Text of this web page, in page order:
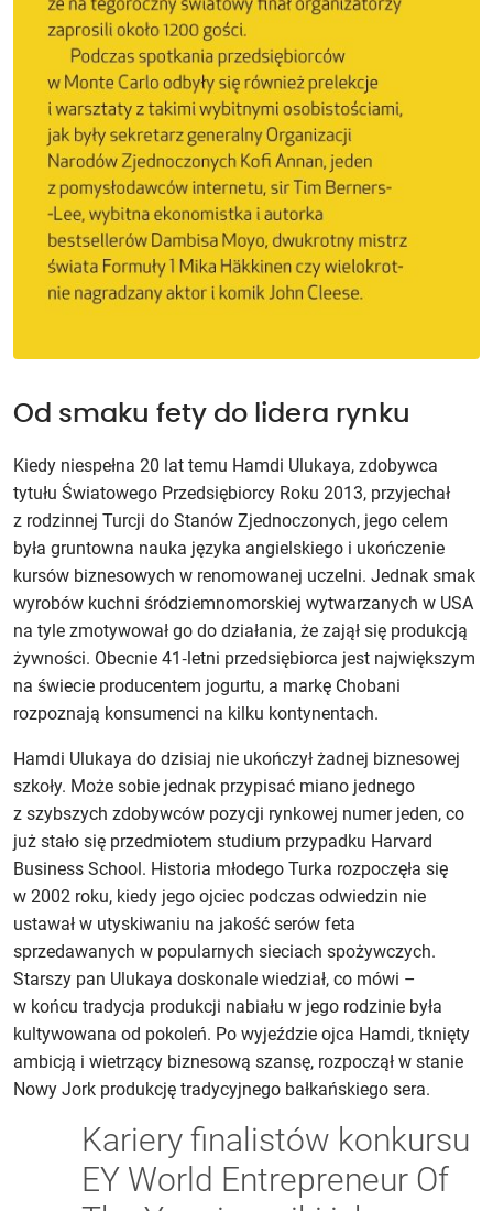
Od smaku fety do lidera rynku
Kiedy niespełna 20 lat temu Hamdi Ulukaya, zdobywca
tytułu Światowego Przedsiębiorcy Roku 2013, przyjechał
z rodzinnej Turcji do Stanów Zjednoczonych, jego celem
była gruntowna nauka języka angielskiego i ukończenie
kursów biznesowych w renomowanej uczelni. Jednak smak
wyrobów kuchni śródziemnomorskiej wytwarzanych w USA
na tyle zmotywował go do działania, że zajął się produkcją
żywności. Obecnie 41‑letni przedsiębiorca jest największym
na świecie producentem jogurtu, a markę Chobani
rozpoznają konsumenci na kilku kontynentach.
Hamdi Ulukaya do dzisiaj nie ukończył żadnej biznesowej
szkoły. Może sobie jednak przypisać miano jednego
z szybszych zdobywców pozycji rynkowej numer jeden, co
już stało się przedmiotem studium przypadku Harvard
Business School. Historia młodego Turka rozpoczęła się
w 2002 roku, kiedy jego ojciec podczas odwiedzin nie
ustawał w utyskiwaniu na jakość serów feta
sprzedawanych w popularnych sieciach spożywczych.
Starszy pan Ulukaya doskonale wiedział, co mówi –
w końcu tradycja produkcji nabiału w jego rodzinie była
kultywowana od pokoleń. Po wyjeździe ojca Hamdi, tknięty
ambicją i wietrzący biznesową szansę, rozpoczął w stanie
Nowy Jork produkcję tradycyjnego bałkańskiego sera.
Kariery finalistów konkursu
EY World Entrepreneur Of